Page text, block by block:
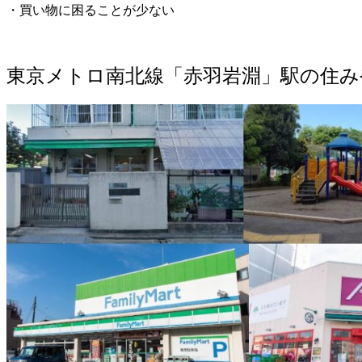
・買い物に困ることが少ない
東京メトロ南北線「赤羽岩淵」駅の住